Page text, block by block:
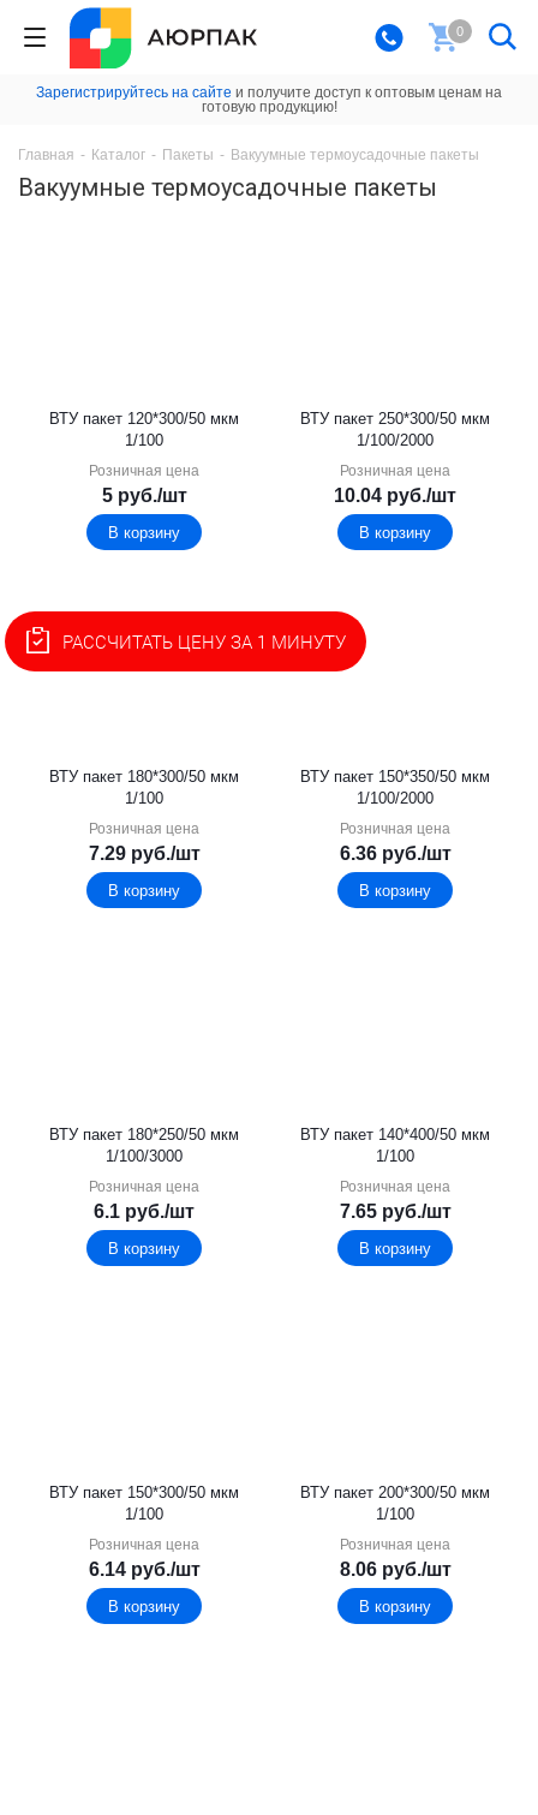
0
Зарегистрируйтесь на сайте и получите доступ к оптовым ценам на
готовую продукцию!
Главная - Каталог - Пакеты - Вакуумные термоусадочные пакеты
Вакуумные термоусадочные пакеты
ВТУ пакет 120*300/50 мкм
1/100
Розничная цена
5руб./шт
В корзину
ВТУ пакет 250*300/50 мкм
1/100/2000
Розничная цена
10.04 руб./шт
В корзину
ВТУ пакет 180*300/50 мкм
1/100
Розничная цена
7.29руб./шт
В корзину
ВТУ пакет 150*350/50 мкм
1/100/2000
Розничная цена
6.36руб./шт
В корзину
ВТУ пакет 180*250/50 мкм
1/100/3000
Розничная цена
6.1 руб./шт
В корзину
ВТУ пакет 140*400/50 мкм
1/100
Розничная цена
7.65руб./шт
В корзину
ВТУ пакет 150*300/50 мкм
1/100
Розничная цена
6.14руб./шт
В корзину
ВТУ пакет 200*300/50 мкм
1/100
Розничная цена
8.06руб./шт
В корзину
РАССЧИТАТЬ ЦЕНУ ЗА 1 МИНУТУ